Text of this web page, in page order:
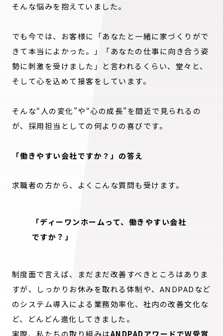
そんな悩みを抱えていました。
でも今では、お客様に「あなたと一緒に家づくりがで
きて本当によかった。」「あなたの仕事に向き合う姿
勢に刺激を受けました」と言われるくらい、堂々と、
そして心を込めて接客をしています。
そんな“人の変化”や“心の成長”を間近で見られるの
が、採用担当としての何よりの喜びです。
「働きやすい会社ですか？」の答え
求職者の方から、よくこんな質問も受けます。
「ディーワンホームって、働きやすい会社
ですか？」
制度面で言えば、まだまだ改善すべきところはありま
すが、しっかりお休みを取れる体制や、ANDPADなど
のシステム導入による業務効率化、社内の改善文化な
ど、どんどん進化してきました。